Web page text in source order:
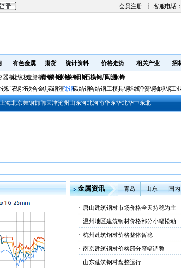
┊ 客服电话：
会员注册
有色金属 期货 统计资料 价格走势 相关产业 招
器板花纹板造船板青钢济钢张钢莱钢日钢石横钢厂闽源永锋
铁矿石钢坯铁合金焦碳钢渣优钢碳结钢合结钢工模具钢焊线弹簧钢轴承钢工
上海北京舞钢邯郸天津沧州山东河北河南华东华北华中东北
金属资讯 青岛 山东 国内
· 唐山建筑钢材市场价格全天持稳为主
· 温州地区建筑钢材价格部分小幅松动
· 杭州建筑钢材价格整体暂稳
· 南京建筑钢材价格部分窄幅调整
· 山东建筑钢材盘整运行